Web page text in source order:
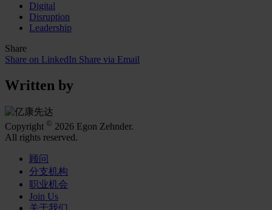
Digital
Disruption
Leadership
Share
Share on LinkedIn Share via Email
Written by
Copyright © 2026 Egon Zehnder.
All rights reserved.
顾问
分支机构
职业机会
Join Us